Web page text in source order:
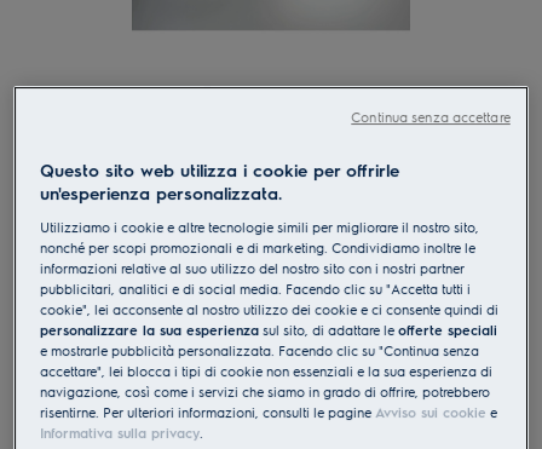
Tocca per zoomare
DAL5536WE
Scarico Ricircolo Cappa aspirante
piatta A 55 cm Bianco
0 (0)
EU Product Fiche
CHF 565.00
PVR incl. IVA in CHF (escl. CRA)
Questo sito web utilizza i cookie per offrirle
un'esperienza personalizzata.
Utilizziamo i cookie e altre tecnologie simili per migliorare il nostro sito,
nonché per scopi promozionali e di marketing. Condividiamo inoltre le
informazioni relative al suo utilizzo del nostro sito con i nostri partner
pubblicitari, analitici e di social media. Facendo clic su "Accetta tutti i
cookie", lei acconsente al nostro utilizzo dei cookie e ci consente quindi di
personalizzare la sua esperienza sul sito, di adattare leofferte speciali
e mostrarle pubblicità personalizzata. Facendo clic su "Continua senza
accettare", lei blocca i tipi di cookie non essenziali e la sua esperienza di
navigazione, così come i servizi che siamo in grado di offrire, potrebbero
risentirne. Per ulteriori informazioni, consulti le pagine Avviso sui cookie e
Informativa sulla privacy
Continua senza accettare